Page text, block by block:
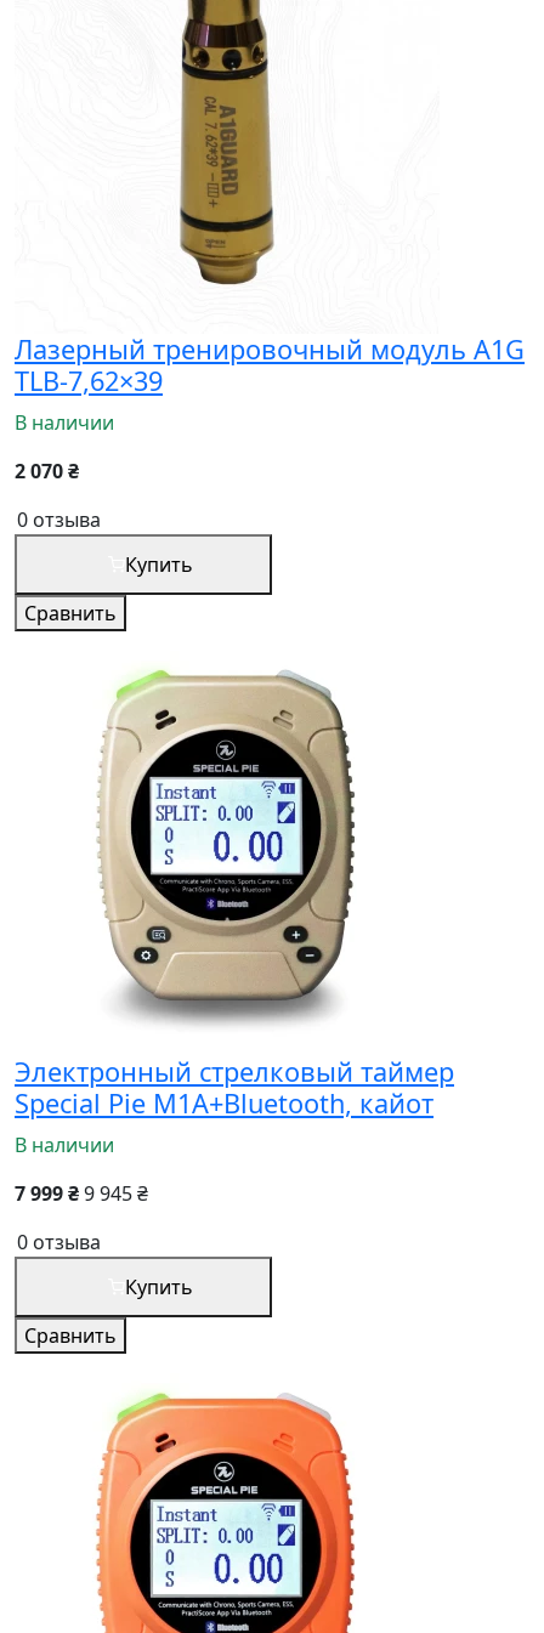
Лазерный тренировочный модуль A1G
TLB-7,62×39
В наличии
2 070 ₴
0 отзыва
Купить
Сравнить
Электронный стрелковый таймер
Special Pie M1A+Bluetooth, кайот
В наличии
7 999 ₴9 945 ₴
0 отзыва
Купить
Сравнить